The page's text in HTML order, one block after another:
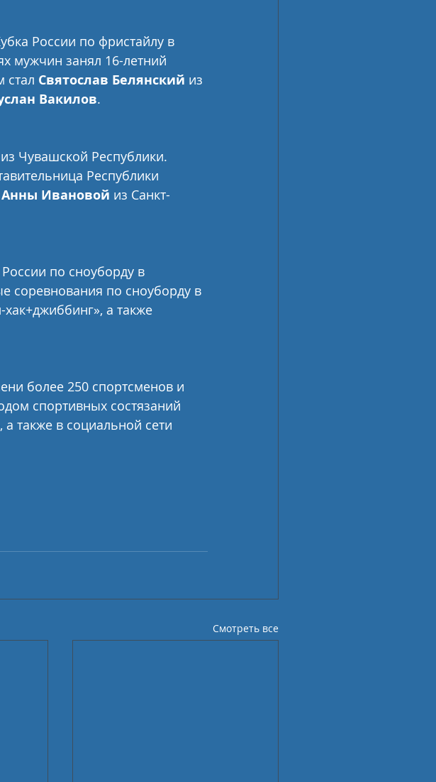
России по фристайлу в
мужчин занял 16-летний
стал Святослав Белянский из
Вакилов.
из Чувашской Республики.
Республики
Анны Ивановой из Санкт-
по сноуборду в
соревнования по сноуборду в
а также
более 250 спортсменов и
спортивных состязаний
также в социальной сети
Смотреть все